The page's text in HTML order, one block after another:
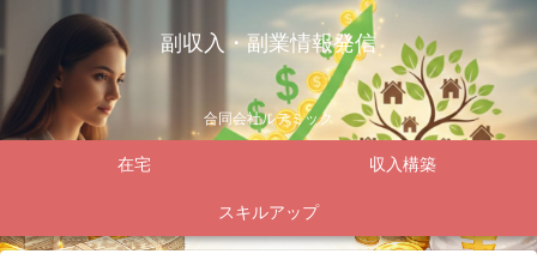
副収入・副業情報発信
合同会社ルテミック
在宅 収入構築
スキルアップ